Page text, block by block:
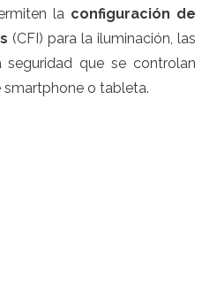
la configuración de
(CFI) para la iluminación, las
que se controlan
o tableta.